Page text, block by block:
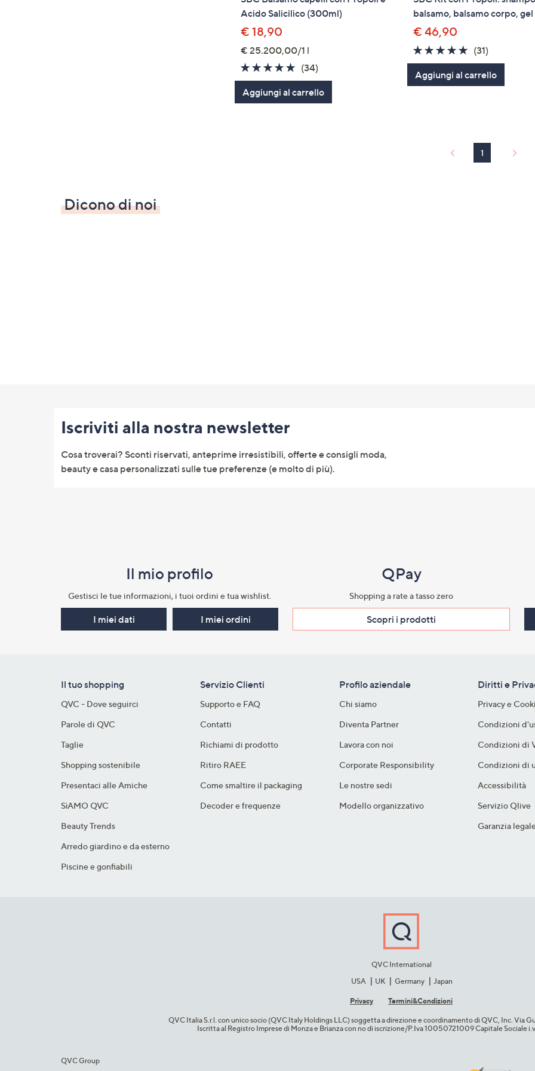
Acido Salicilico (300ml)
€ 18,90
€ 25.200,00/1 l
4.8
of
5
(34)34
Recensioni
Aggiungi al carrello
balsamo, balsamo corpo, gel
€ 46,90
4.7
of
5
(31)
Recensioni
Aggiungi al carrello
1
Dicono di noi
informazioni
Iscriviti alla nostra newsletter
Cosa troverai? Sconti riservati, anteprime irresistibili, offerte e consigli moda,
beauty e casa personalizzati sulle tue preferenze (e molto di più).
Il mio profilo​
Gestisci le tue informazioni, i tuoi ordini e tua wishlist.​
I miei dati I miei ordini
QPay
Shopping a rate a tasso zero​
Scopri i prodotti​
Il tuo shopping
QVC - Dove seguirci
Parole di QVC
Taglie
Shopping sostenibile​
Presentaci alle Amiche
SìAMO QVC
Beauty Trends
Arredo giardino e da esterno
Piscine e gonfiabili
Servizio Clienti
Supporto e FAQ
Contatti
Richiami di prodotto
Ritiro RAEE
Come smaltire il packaging​
Decoder e frequenze​
Profilo aziendale
Chi siamo
Diventa Partner
Lavora con noi
Corporate Responsibility
Le nostre sedi
Modello organizzativo
Diritti e
Privacy e
Condizioni
Condizioni di
Condizioni di
Accessibilità
Servizio Qlive
Garanzia
QVC International
USA
UK Germany Japan
Privacy Termini&C​ondizioni
QVC Italia S.r.l. con unico socio (QVC Italy Holdings LLC) soggetta a direzione e coordinamento di QVC, Inc. Via
Iscritta al Registro Imprese di Monza e Brianza con no di iscrizione/P.Iva 10050721009 Capitale
QVC Group